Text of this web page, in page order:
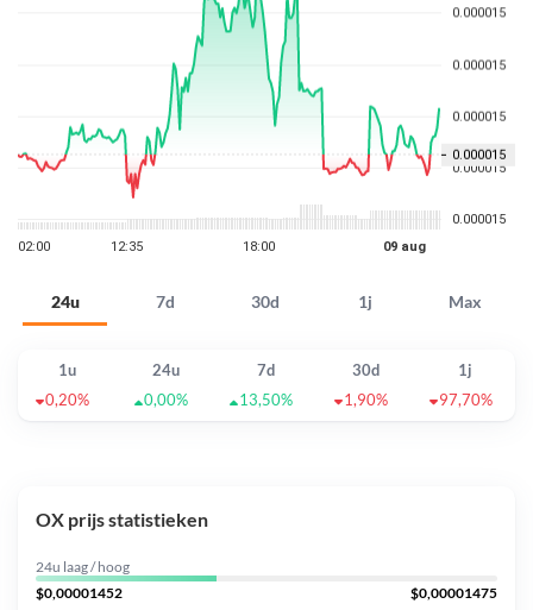
24u 7d 30d 1j Max
1u 24u 7d 30d
1j
0,20%
0,00% 13,50% 1,90% 97,70%
OX prijs statistieken
24u laag / hoog
$0,00001452
$0,00001475